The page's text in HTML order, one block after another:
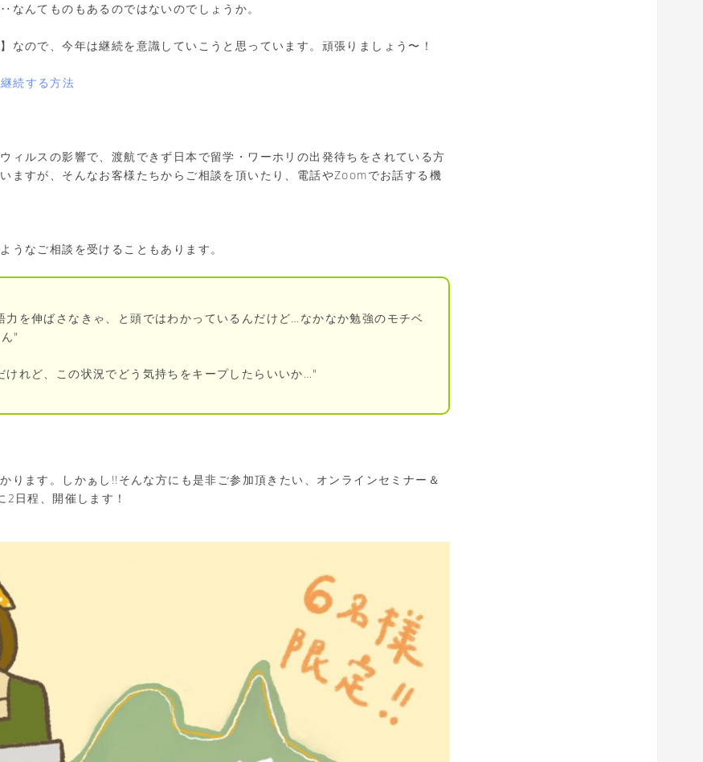
なんてものもあるのではないのでしょうか。
なので、今年は継続を意識していこうと思っています。頑張りましょう〜！
続する方法
ィルスの影響で、渡航できず日本で留学・ワーホリの出発待ちをされている方
ますが、そんなお客様たちからご相談を頂いたり、電話やZoomでお話する機
うなご相談を受けることもあります。
力を伸ばさなきゃ、と頭ではわかっているんだけど…なかなか勉強のモチベ
"
けれど、この状況でどう気持ちをキープしたらいいか…"
ります。しかぁし!!そんな方にも是非ご参加頂きたい、オンラインセミナー＆
2日程、開催します！